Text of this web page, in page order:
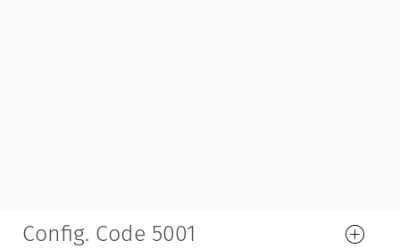
Config. Code 5001